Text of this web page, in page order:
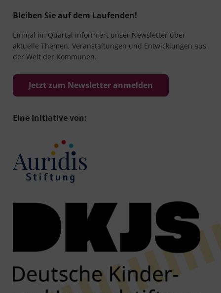
Bleiben Sie auf dem Laufenden!
Einmal im Quartal informiert unser Newsletter über
aktuelle Themen, Veranstaltungen und Entwicklungen aus
der Welt der Kommunen.
Jetzt zum Newsletter anmelden
Eine Initiative von: